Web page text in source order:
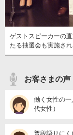
ゲストスピーカーの
たる抽選会も実施され
お客さまの声
働く女性の
代女性）
普段語りに